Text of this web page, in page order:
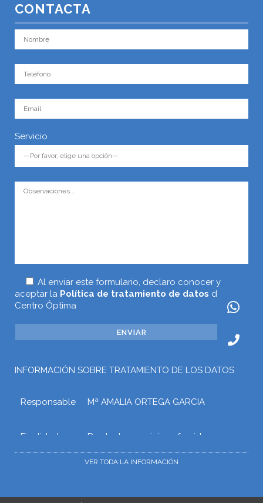
CONTACTA
Servicio
Al enviar este formulario, declaro conocer y
aceptar la Política de tratamiento de datos de
Centro Óptima
INFORMACIÓN SOBRE TRATAMIENTO DE LOS DATOS
Responsable Mª AMALIA ORTEGA GARCIA
Finalidad
Prestar los servicios ofrecidos a
tipos de relaciones que puedan
solicitudes, gestiones o trámites que
VER TODA LA INFORMACIÓN